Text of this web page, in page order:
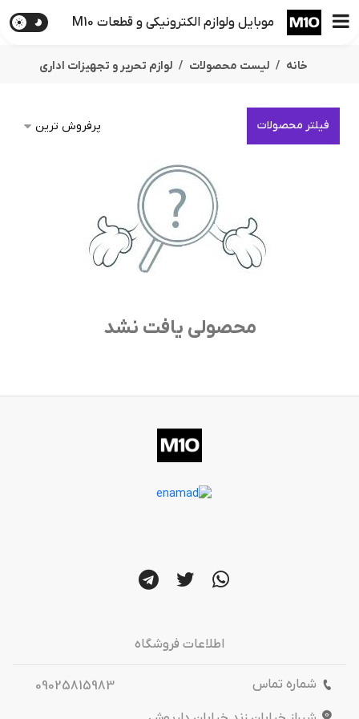
موبایل ولوازم الکترونیکی و قطعات M10
خانه لیست محصولات لوازم تحریر و تجهیزات اداری
فیلتر محصولات
محصولی یافت نشد
اطلاعات فروشگاه
شماره تماس
09025815983